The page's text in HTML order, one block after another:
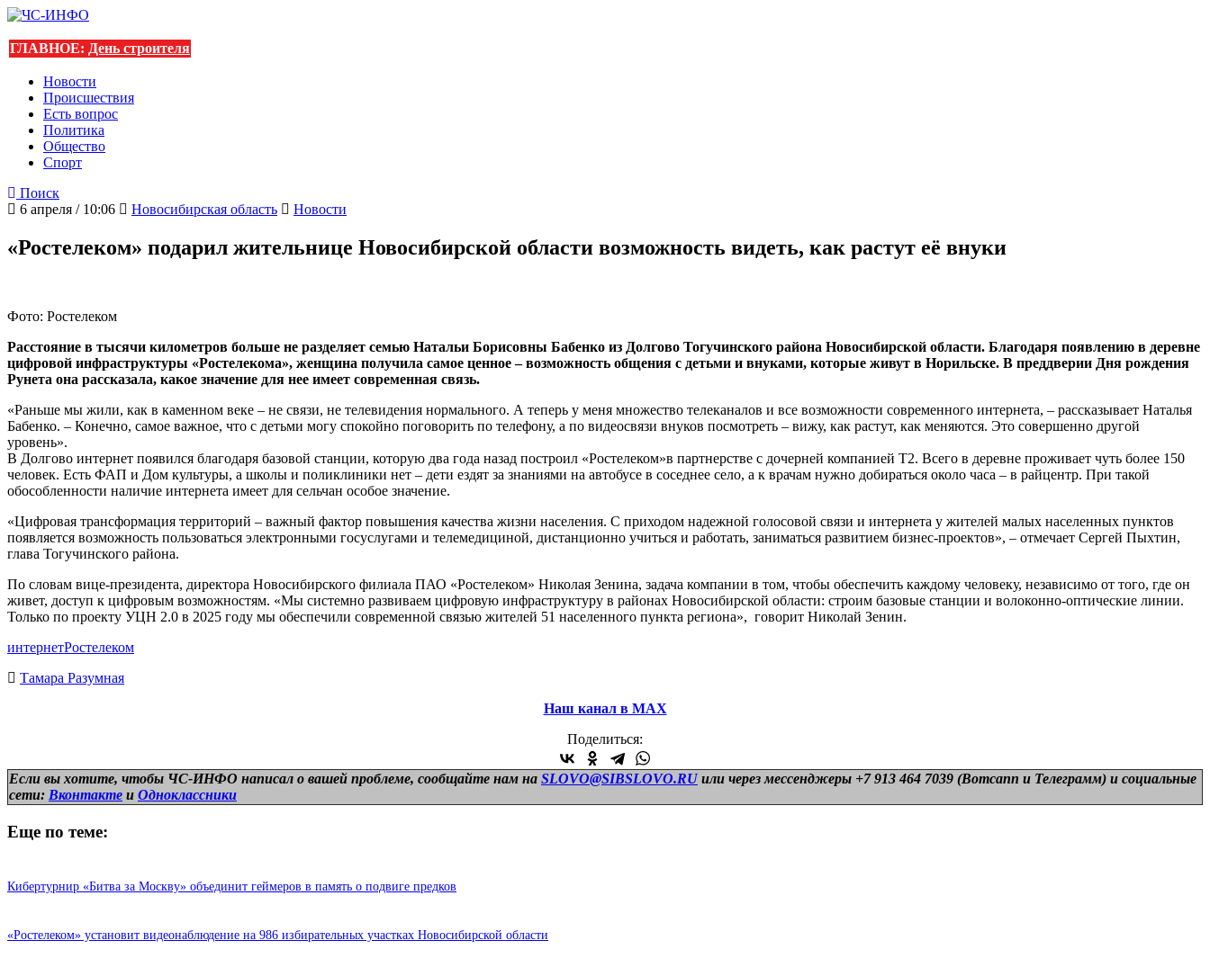
ГЛАВНОЕ: День строителя
Новости
Происшествия
Есть вопрос
Политика
Общество
Спорт
Поиск
6 апреля / 10:06
Новосибирская область Новости
«Ростелеком» подарил жительнице Новосибирской области возможность видеть, как растут её внуки
Фото: Ростелеком
Расстояние в тысячи километров больше не разделяет семью Натальи Борисовны Бабенко из Долгово Тогучинского района Новосибирской области. Благодаря появлению в деревне
цифровой инфраструктуры «Ростелекома», женщина получила самое ценное – возможность общения с детьми и внуками, которые живут в Норильске. В преддверии Дня рождения
Рунета она рассказала, какое значение для нее имеет современная связь.
«Раньше мы жили, как в каменном веке – не связи, не телевидения нормального. А теперь у меня множество телеканалов и все возможности современного интернета, – рассказывает Наталья
Бабенко. – Конечно, самое важное, что с детьми могу спокойно поговорить по телефону, а по видеосвязи внуков посмотреть – вижу, как растут, как меняются. Это совершенно другой
уровень».
В Долгово интернет появился благодаря базовой станции, которую два года назад построил «Ростелеком»в партнерстве с дочерней компанией Т2. Всего в деревне проживает чуть более 150
человек. Есть ФАП и Дом культуры, а школы и поликлиники нет – дети ездят за знаниями на автобусе в соседнее село, а к врачам нужно добираться около часа – в райцентр. При такой
обособленности наличие интернета имеет для сельчан особое значение.
«Цифровая трансформация территорий – важный фактор повышения качества жизни населения. С приходом надежной голосовой связи и интернета у жителей малых населенных пунктов
появляется возможность пользоваться электронными госуслугами и телемедициной, дистанционно учиться и работать, заниматься развитием бизнес-проектов», – отмечает Сергей Пыхтин,
глава Тогучинского района.
По словам вице-президента, директора Новосибирского филиала ПАО «Ростелеком» Николая Зенина, задача компании в том, чтобы обеспечить каждому человеку, независимо от того, где он
живет, доступ к цифровым возможностям. «Мы системно развиваем цифровую инфраструктуру в районах Новосибирской области: строим базовые станции и волоконно-оптические линии.
Только по проекту УЦН 2.0 в 2025 году мы обеспечили современной связью жителей 51 населенного пункта региона», говорит Николай Зенин.
интернетРостелеком
Тамара Разумная
Наш канал в МАХ
Поделиться:
Если вы хотите, чтобы ЧС-ИНФО написал о вашей проблеме, сообщайте нам на SLOVO@SIBSLOVO.RU или через мессенджеры +7 913 464 7039 (Вотсапп и Телеграмм) и социальные
сети: Вконтакте и Одноклассники
Еще по теме:
Кибертурнир «Битва за Москву» объединит геймеров в память о подвиге предков
«Ростелеком» установит видеонаблюдение на 986 избирательных участках Новосибирской области